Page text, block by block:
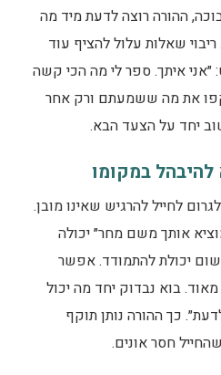
ההורה רוצה לדעת מיד מה
שאלות עלול להציף עוד
איתך. ספר לי מה הכי קשה
את מה ששמעתם ורק אחר
יחד על הצעד הבא.
במקומו
לחייל להרגיש שאינו מובן.
אותך משם מחר״ יכולה
יכולת להתמודד. אפשר
בוא נבדוק יחד מה יכול
כך ההורה נותן תוקף
חסר אונים.